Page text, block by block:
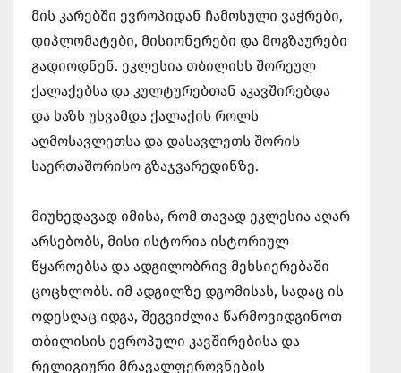
მის კარებში ევროპიდან ჩამოსული ვაჭრები,
დიპლომატები, მისიონერები და მოგზაურები
გადიოდნენ. ეკლესია თბილისს შორეულ
ქალაქებსა და კულტურებთან აკავშირებდა
და ხაზს უსვამდა ქალაქის როლს
აღმოსავლეთსა და დასავლეთს შორის
საერთაშორისო გზაჯვარედინზე.
მიუხედავად იმისა, რომ თავად ეკლესია აღარ
არსებობს, მისი ისტორია ისტორიულ
წყაროებსა და ადგილობრივ მეხსიერებაში
ცოცხლობს. იმ ადგილზე დგომისას, სადაც ის
ოდესღაც იდგა, შეგვიძლია წარმოვიდგინოთ
თბილისის ევროპული კავშირებისა და
რელიგიური მრავალფეროვნების